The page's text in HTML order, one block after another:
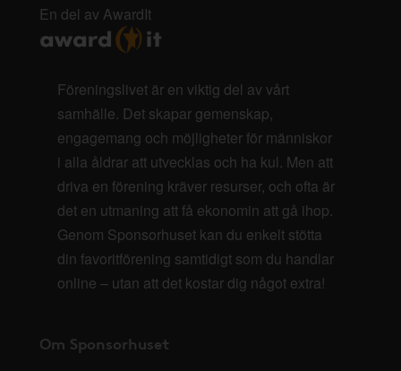
En del av AwardIt
Föreningslivet är en viktig del av vårt
samhälle. Det skapar gemenskap,
engagemang och möjligheter för människor
i alla åldrar att utvecklas och ha kul. Men att
driva en förening kräver resurser, och ofta är
det en utmaning att få ekonomin att gå ihop.
Genom Sponsorhuset kan du enkelt stötta
din favoritförening samtidigt som du handlar
online – utan att det kostar dig något extra!
Om Sponsorhuset